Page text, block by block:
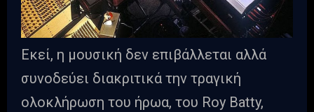
Εκεί, η μουσική δεν επιβάλλεται αλλά
συνοδεύει διακριτικά την τραγική
ολοκλήρωση του ήρωα, του Roy Batty,